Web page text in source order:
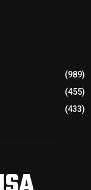
(989)
(455)
(433)